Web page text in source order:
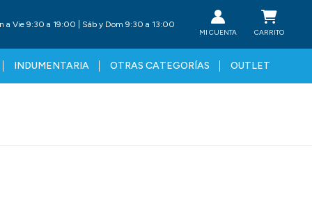
INDUMENTARIA OTRAS CATEGORÍAS OUTLET
a Vie 9:30 a 19:00 | Sáb y Dom 9:30 a 13:00